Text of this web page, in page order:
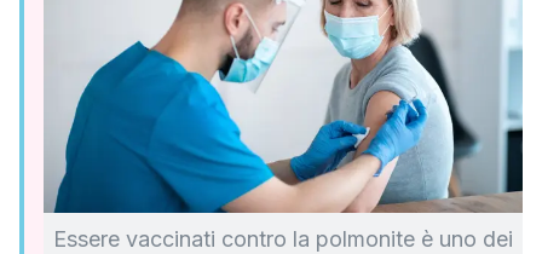
Essere vaccinati contro la polmonite è uno dei